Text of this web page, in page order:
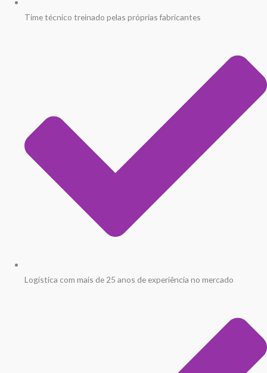
Time técnico treinado pelas próprias fabricantes
Logística com mais de 25 anos de experiência no mercado